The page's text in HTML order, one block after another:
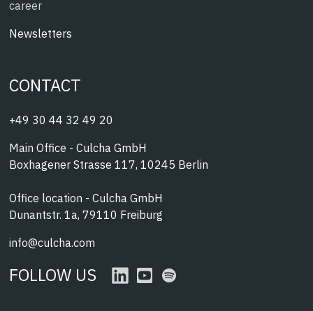
career
Newsletters
CONTACT
+49 30 44 32 49 20
Main Office - Culcha GmbH
Boxhagener Strasse 117, 10245 Berlin
Office location - Culcha GmbH
Dunantstr. 1a, 79110 Freiburg
info@culcha.com
FOLLOW US